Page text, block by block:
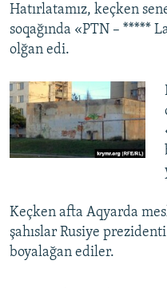
Hatırlatamız, keçken
soqağında «PTN – *****
olğan edi.
Keçken afta Aqyarda
şahıslar Rusiye
boyalağan ediler.